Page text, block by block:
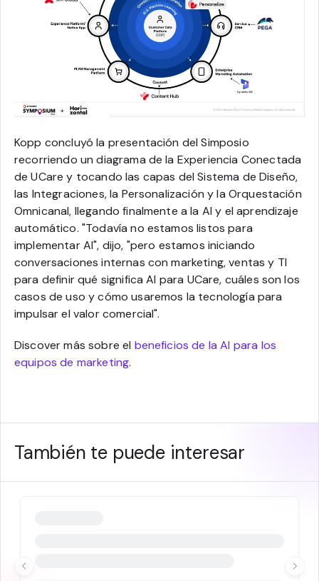
Kopp concluyó la presentación del Simposio
recorriendo un diagrama de la Experiencia Conectada
de UCare y tocando las capas del Sistema de Diseño,
las Integraciones, la Personalización y la Orquestación
Omnicanal, llegando finalmente a la AI y el aprendizaje
automático. "Todavía no estamos listos para
implementar AI", dijo, "pero estamos iniciando
conversaciones internas con marketing, ventas y TI
para definir qué significa AI para UCare, cuáles son los
casos de uso y cómo usaremos la tecnología para
impulsar el valor comercial".
Discover más sobre el beneficios de la AI para los
equipos de marketing.
También te puede interesar